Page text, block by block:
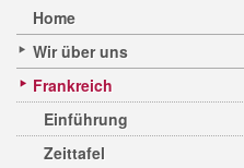
Home
Wir über uns
Frankreich
Einführung
Zeittafel